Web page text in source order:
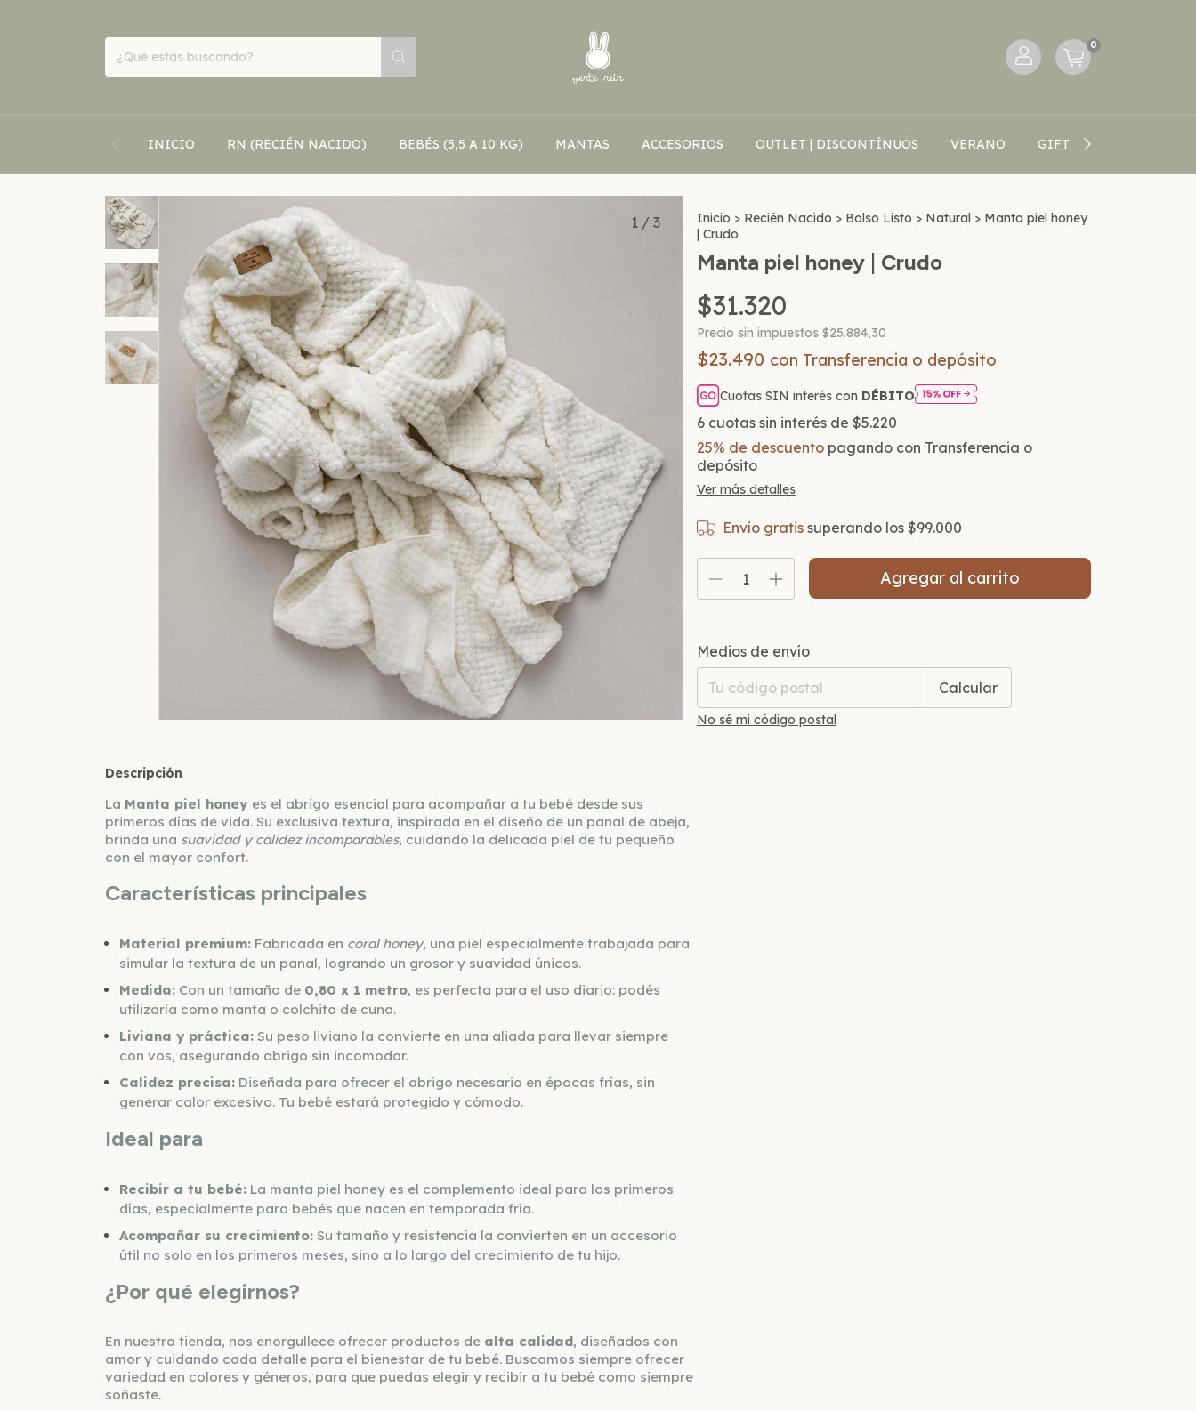
0
INICIO RN (RECIÉN NACIDO) BEBÉS (5,5 A 10 KG) MANTAS ACCESORIOS OUTLET | DISCONTÍNUOS VERANO GIFT CARD
1/ 3 Inicio > Recién Nacido > Bolso Listo > Natural > Manta piel honey
| Crudo
Manta piel honey | Crudo
$31.320
Precio sin impuestos $25.884,30
$23.490 con Transferencia o depósito
Cuotas SIN interés con DÉBITO
6 cuotas sin interés de $5.220
25% de descuentopagando con Transferencia o
depósito
Ver más detalles
Envío gratis superando los$99.000
Entregas para el CP:
Medios de envío
Calcular
No sé mi código postal
Descripción
La Manta piel honey es el abrigo esencial para acompañar a tu bebé desde sus
primeros días de vida. Su exclusiva textura, inspirada en el diseño de un panal de abeja,
brinda una suavidad y calidez incomparables, cuidando la delicada piel de tu pequeño
con el mayor confort.
Características principales
Material premium: Fabricada en coral honey, una piel especialmente trabajada para
simular la textura de un panal, logrando un grosor y suavidad únicos.
Medida: Con un tamaño de 0,80 x 1 metro, es perfecta para el uso diario: podés
utilizarla como manta o colchita de cuna.
Liviana y práctica: Su peso liviano la convierte en una aliada para llevar siempre
con vos, asegurando abrigo sin incomodar.
Calidez precisa: Diseñada para ofrecer el abrigo necesario en épocas frías, sin
generar calor excesivo. Tu bebé estará protegido y cómodo.
Ideal para
Recibir a tu bebé: La manta piel honey es el complemento ideal para los primeros
días, especialmente para bebés que nacen en temporada fría.
Acompañar su crecimiento: Su tamaño y resistencia la convierten en un accesorio
útil no solo en los primeros meses, sino a lo largo del crecimiento de tu hijo.
¿Por qué elegirnos?
En nuestra tienda, nos enorgullece ofrecer productos de alta calidad, diseñados con
amor y cuidando cada detalle para el bienestar de tu bebé. Buscamos siempre ofrecer
variedad en colores y géneros, para que puedas elegir y recibir a tu bebé como siempre
soñaste.